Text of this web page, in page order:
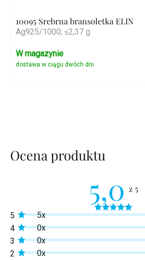
10095 Srebrna bransoletka ELIN
Ag925/1000; ≤2,37 g
W magazynie
Ocena produktu
5,0
Średnia
ocena
produktu
5,0
na
5
5x
4
0x
3
0x
2
0x